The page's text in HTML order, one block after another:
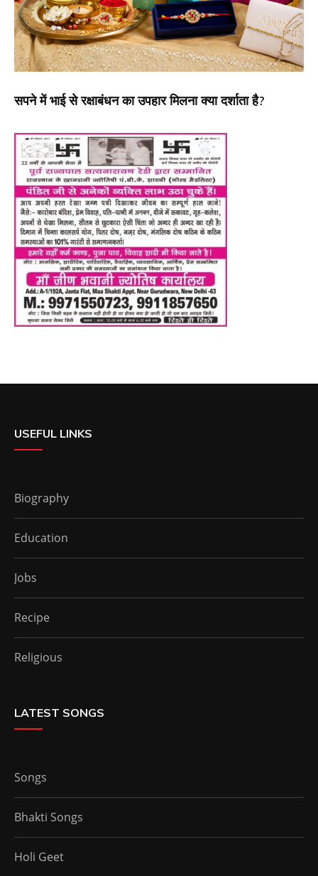
सपने में भाई से रक्षाबंधन का उपहार मिलना क्या दर्शाता है?
USEFUL LINKS
Biography
Education
Jobs
Recipe
Religious
LATEST SONGS
Songs
Bhakti Songs
Holi Geet